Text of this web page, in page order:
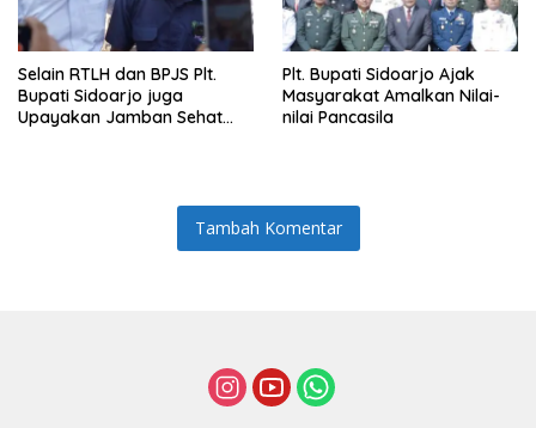
Selain RTLH dan BPJS Plt.
Bupati Sidoarjo juga
Upayakan Jamban Sehat
Plt. Bupati Sidoarjo Ajak
Masyarakat Amalkan Nilai-
nilai Pancasila
Tambah Komentar